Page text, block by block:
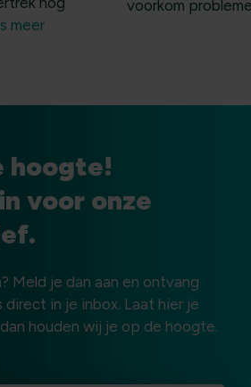
meer
voorkom
hoogte!
voor onze
Meld je dan aan en ontvang
in je inbox. Laat hier je
houden wij je op de hoogte.